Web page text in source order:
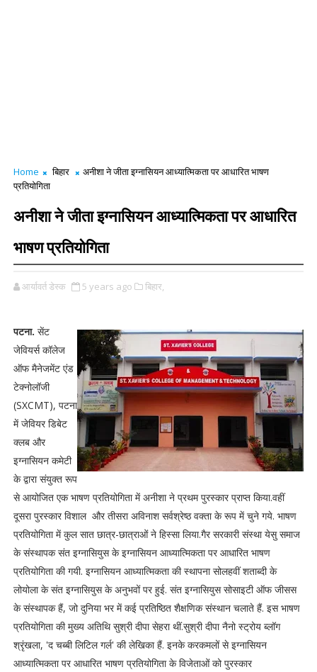
Home बिहार
अनीशा ने जीता इग्नासियन आध्यात्मिकता पर आधारित भाषण
प्रतियोगिता
अनीशा ने जीता इग्नासियन आध्यात्मिकता पर आधारित
भाषण प्रतियोगिता
आर्यावर्त डेस्क 5 years ago बिहार,
पटना. सेंट
जेवियर्स कॉलेज
ऑफ मैनेजमेंट एंड
टेक्नोलॉजी
(SXCMT), पटना
में जेवियर डिबेट
क्लब और
इग्नासियन कमेटी
के द्वारा संयुक्त रूप
से आयोजित एक भाषण प्रतियोगिता में अनीशा ने प्रथम पुरस्कार प्राप्त किया.वहीं
दूसरा पुरस्कार विशाल और तीसरा अविनाश सर्वश्रेष्ठ वक्ता के रूप में चुने गये. भाषण
प्रतियोगिता में कुल सात छात्र-छात्राओं ने हिस्सा लिया.गैर सरकारी संस्था येसु समाज
के संस्थापक संत इग्नासियुस के इग्नासियन आध्यात्मिकता पर आधारित भाषण
प्रतियोगिता की गयी. इग्नासियन आध्यात्मिकता की स्थापना सोलहवीं शताब्दी के
लोयोला के संत इग्नासियुस के अनुभवों पर हुई. संत इग्नासियुस सोसाइटी ऑफ जीसस
के संस्थापक हैं, जो दुनिया भर में कई प्रतिष्ठित शैक्षणिक संस्थान चलाते हैं. इस भाषण
प्रतियोगिता की मुख्य अतिथि सुश्री दीपा सेहरा थीं.सुश्री दीपा नैनो स्ट्रोय ब्लॉग
श्रृंखला, 'द चब्बी लिटिल गर्ल' की लेखिका हैं. इनके करकमलों से इग्नासियन
आध्यात्मिकता पर आधारित भाषण प्रतियोगिता के विजेताओं को पुरस्कार